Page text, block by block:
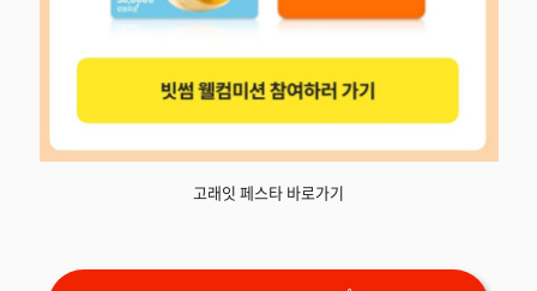
고래잇 페스타 바로가기